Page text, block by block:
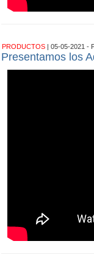
PRODUCTOS | 05-05-2021 -
Presentamos los